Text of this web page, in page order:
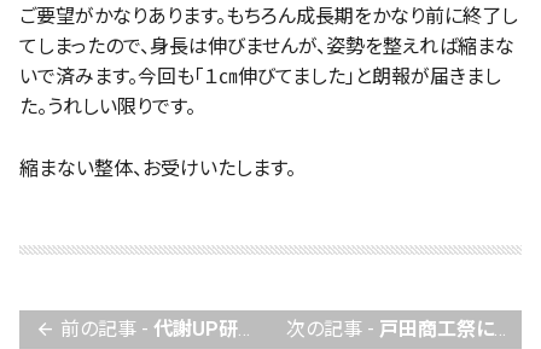
ご要望がかなりあります。もちろん成長期をかなり前に終了し
てしまったので、身長は伸びませんが、姿勢を整えれば縮まな
いで済みます。今回も「１㎝伸びてました」と朗報が届きまし
た。うれしい限りです。
縮まない整体、お受けいたします。
arrow_back 前の記事 - 代謝UP研究中 次の記事 - 戸田商工祭に参加してきました。